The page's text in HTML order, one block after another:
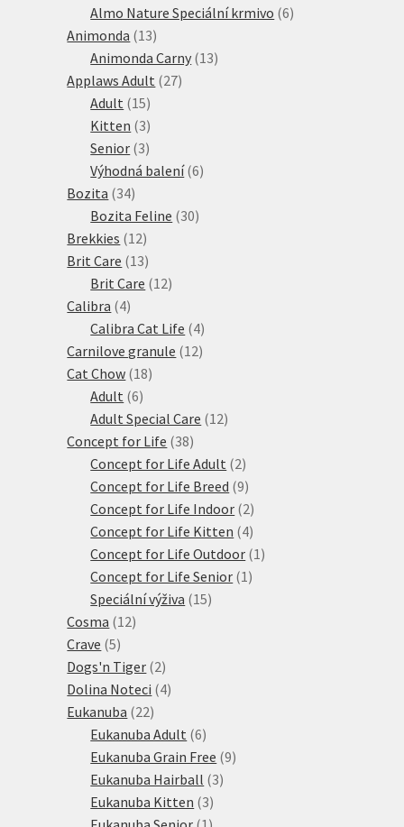
produkty
Almo Nature Speciální krmivo 66
Animonda 1313
produktů
Animonda Carny 1313
Applaws Adult 2727
Adult 1515
produktů
Kitten 33
produkty
Senior 33
produkty
Výhodná balení 66
Bozita 3434
produktů
Bozita Feline 3030
Brekkies 1212
produktů
Brit Care 1313
produktů
Brit Care 1212
Calibra 44
produkty
Calibra Cat Life 44
produkty
Carnilove granule 1212
Cat Chow 1818
Adult 66
produktů
Adult Special Care 1212
Concept for Life 3838
produktů
Concept for Life Adult 22
produkty
Concept for Life Breed 99
produktů
Concept for Life Indoor 22
produkty
Concept for Life Kitten 44
produkty
Concept for Life Outdoor 1 1
Concept for Life Senior 1 1
Speciální výživa 1515
Cosma 1212
Crave 55
produktů
Dogs'n Tiger 22
produkty
Dolina Noteci 44
Eukanuba 2222
produktů
Eukanuba Adult 66
produktů
Eukanuba Grain Free 99
Eukanuba Hairball 33
Eukanuba Kitten 33
produkty
1